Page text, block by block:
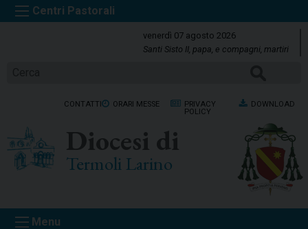
k
t
venerdì 07 agosto 2026
Santi Sisto II, papa, e compagni, martiri
CONTATTI ORARI MESSE
PRIVACY
POLICY
DOWNLOAD
Diocesi di
Termoli Larino
Menu